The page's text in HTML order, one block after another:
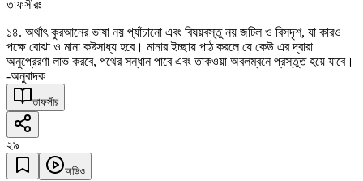
তাফসীরঃ
১৪. অর্থাৎ কুরআনের ভাষা নয় প্যাঁচানো এবং বিষয়বস্তু নয় জটিল ও বিসদৃশ, যা কারও
পক্ষে বোঝা ও মানা কষ্টসাধ্য হবে। মানার ইচ্ছায় পাঠ করলে যে কেউ এর দ্বারা
অনুপ্রেরণা লাভ করবে, পথের সন্ধান পাবে এবং তাকওয়া অবলম্বনে প্রস্তুত হয়ে যাবে।
-অনুবাদক
তাফসীর
২৯
অডিও